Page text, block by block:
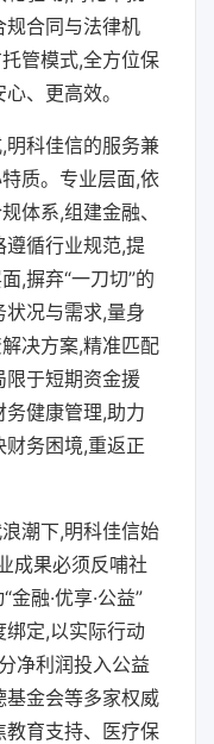
规合同与法律机
管模式,全方位保
、更高效。
明科佳信的服务兼
质。专业层面,依
体系,组建金融、
循行业规范,提
,摒弃“一刀切”的
况与需求,量身
决方案,精准匹配
限于短期资金援
健康管理,助力
务困境,重返正
潮下,明科佳信始
成果必须反哺社
融·优享·公益”
定,以实际行动
净利润投入公益
金会等多家权威
教育支持、医疗保